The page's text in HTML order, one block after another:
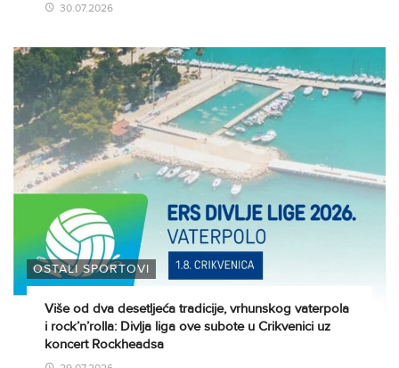
30.07.2026
OSTALI SPORTOVI
Više od dva desetljeća tradicije, vrhunskog vaterpola
i rock’n’rolla: Divlja liga ove subote u Crikvenici uz
koncert Rockheadsa